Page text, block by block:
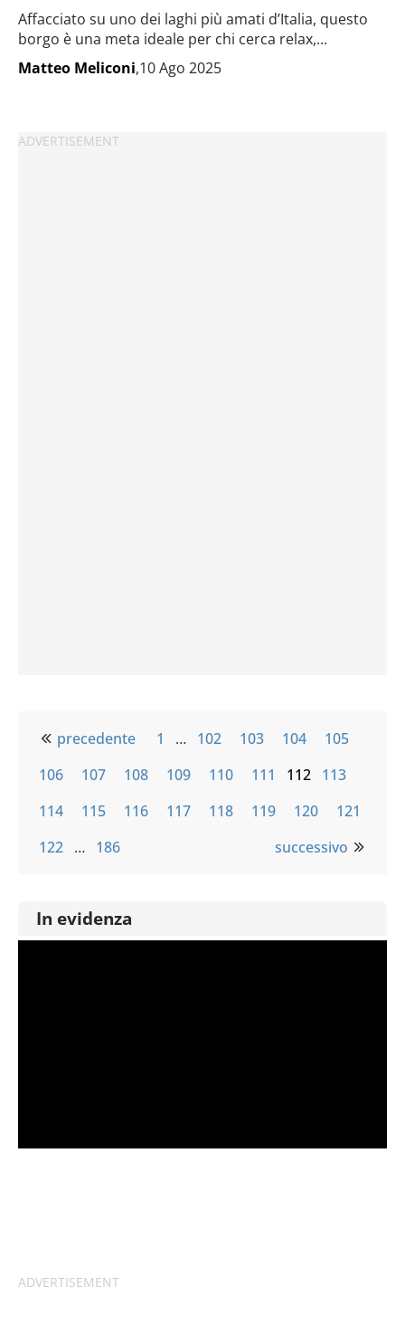
Affacciato su uno dei laghi più amati d’Italia, questo
borgo è una meta ideale per chi cerca relax,...
Matteo Meliconi,10 Ago 2025
precedente 1 … 102 103 104
105
106
107 108 109 110 111 112 113
114
115 116 117 118 119 120
121
122 … 186 successivo
In evidenza